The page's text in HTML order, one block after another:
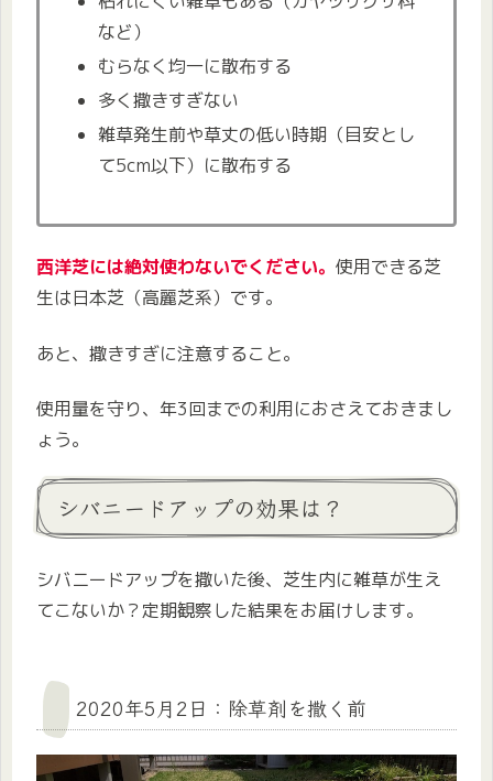
など）
むらなく均一に散布する
多く撒きすぎない
雑草発生前や草丈の低い時期（目安とし
て5cm以下）に散布する
西洋芝には絶対使わないでください。 使用できる芝
生は日本芝（高麗芝系）です。
あと、撒きすぎに注意すること。
使用量を守り、年3回までの利用におさえておきまし
ょう。
シバニードアップの効果は？
シバニードアップを撒いた後、芝生内に雑草が生え
てこないか？定期観察した結果をお届けします。
2020年5月2日：除草剤を撒く前